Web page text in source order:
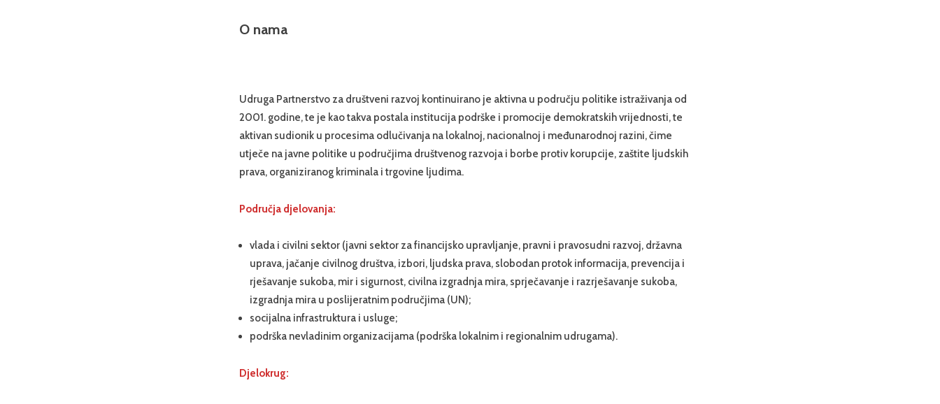
O nama
Udruga Partnerstvo za društveni razvoj kontinuirano je aktivna u području politike istraživanja od
2001. godine, te je kao takva postala institucija podrške i promocije demokratskih vrijednosti, te
aktivan sudionik u procesima odlučivanja na lokalnoj, nacionalnoj i međunarodnoj razini, čime
utječe na javne politike u područjima društvenog razvoja i borbe protiv korupcije, zaštite ljudskih
prava, organiziranog kriminala i trgovine ljudima.
Područja djelovanja:
vlada i civilni sektor (javni sektor za financijsko upravljanje, pravni i pravosudni razvoj, državna
uprava, jačanje civilnog društva, izbori, ljudska prava, slobodan protok informacija, prevencija i
rješavanje sukoba, mir i sigurnost, civilna izgradnja mira, sprječavanje i razrješavanje sukoba,
izgradnja mira u poslijeratnim područjima (UN);
socijalna infrastruktura i usluge;
podrška nevladinim organizacijama (podrška lokalnim i regionalnim udrugama).
Djelokrug: